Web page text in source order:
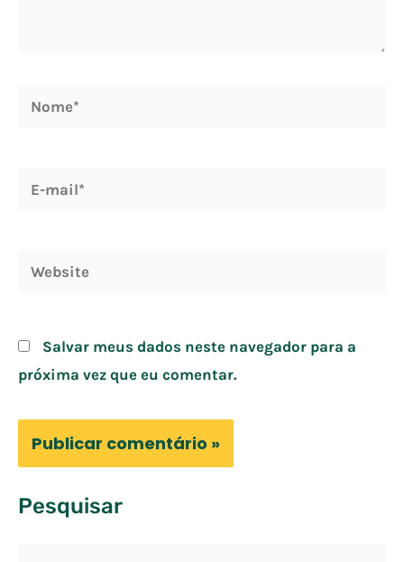
Nome*
Website
Salvar meus dados neste navegador para a
próxima vez que eu comentar.
Pesquisar